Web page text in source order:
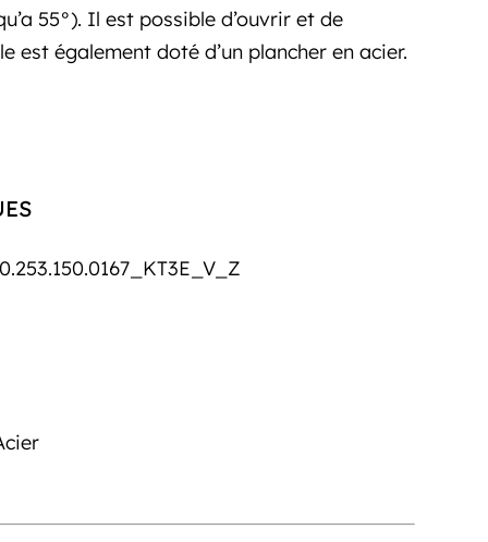
55°). Il est possible d’ouvrir et de
est également doté d’un plancher en acier.